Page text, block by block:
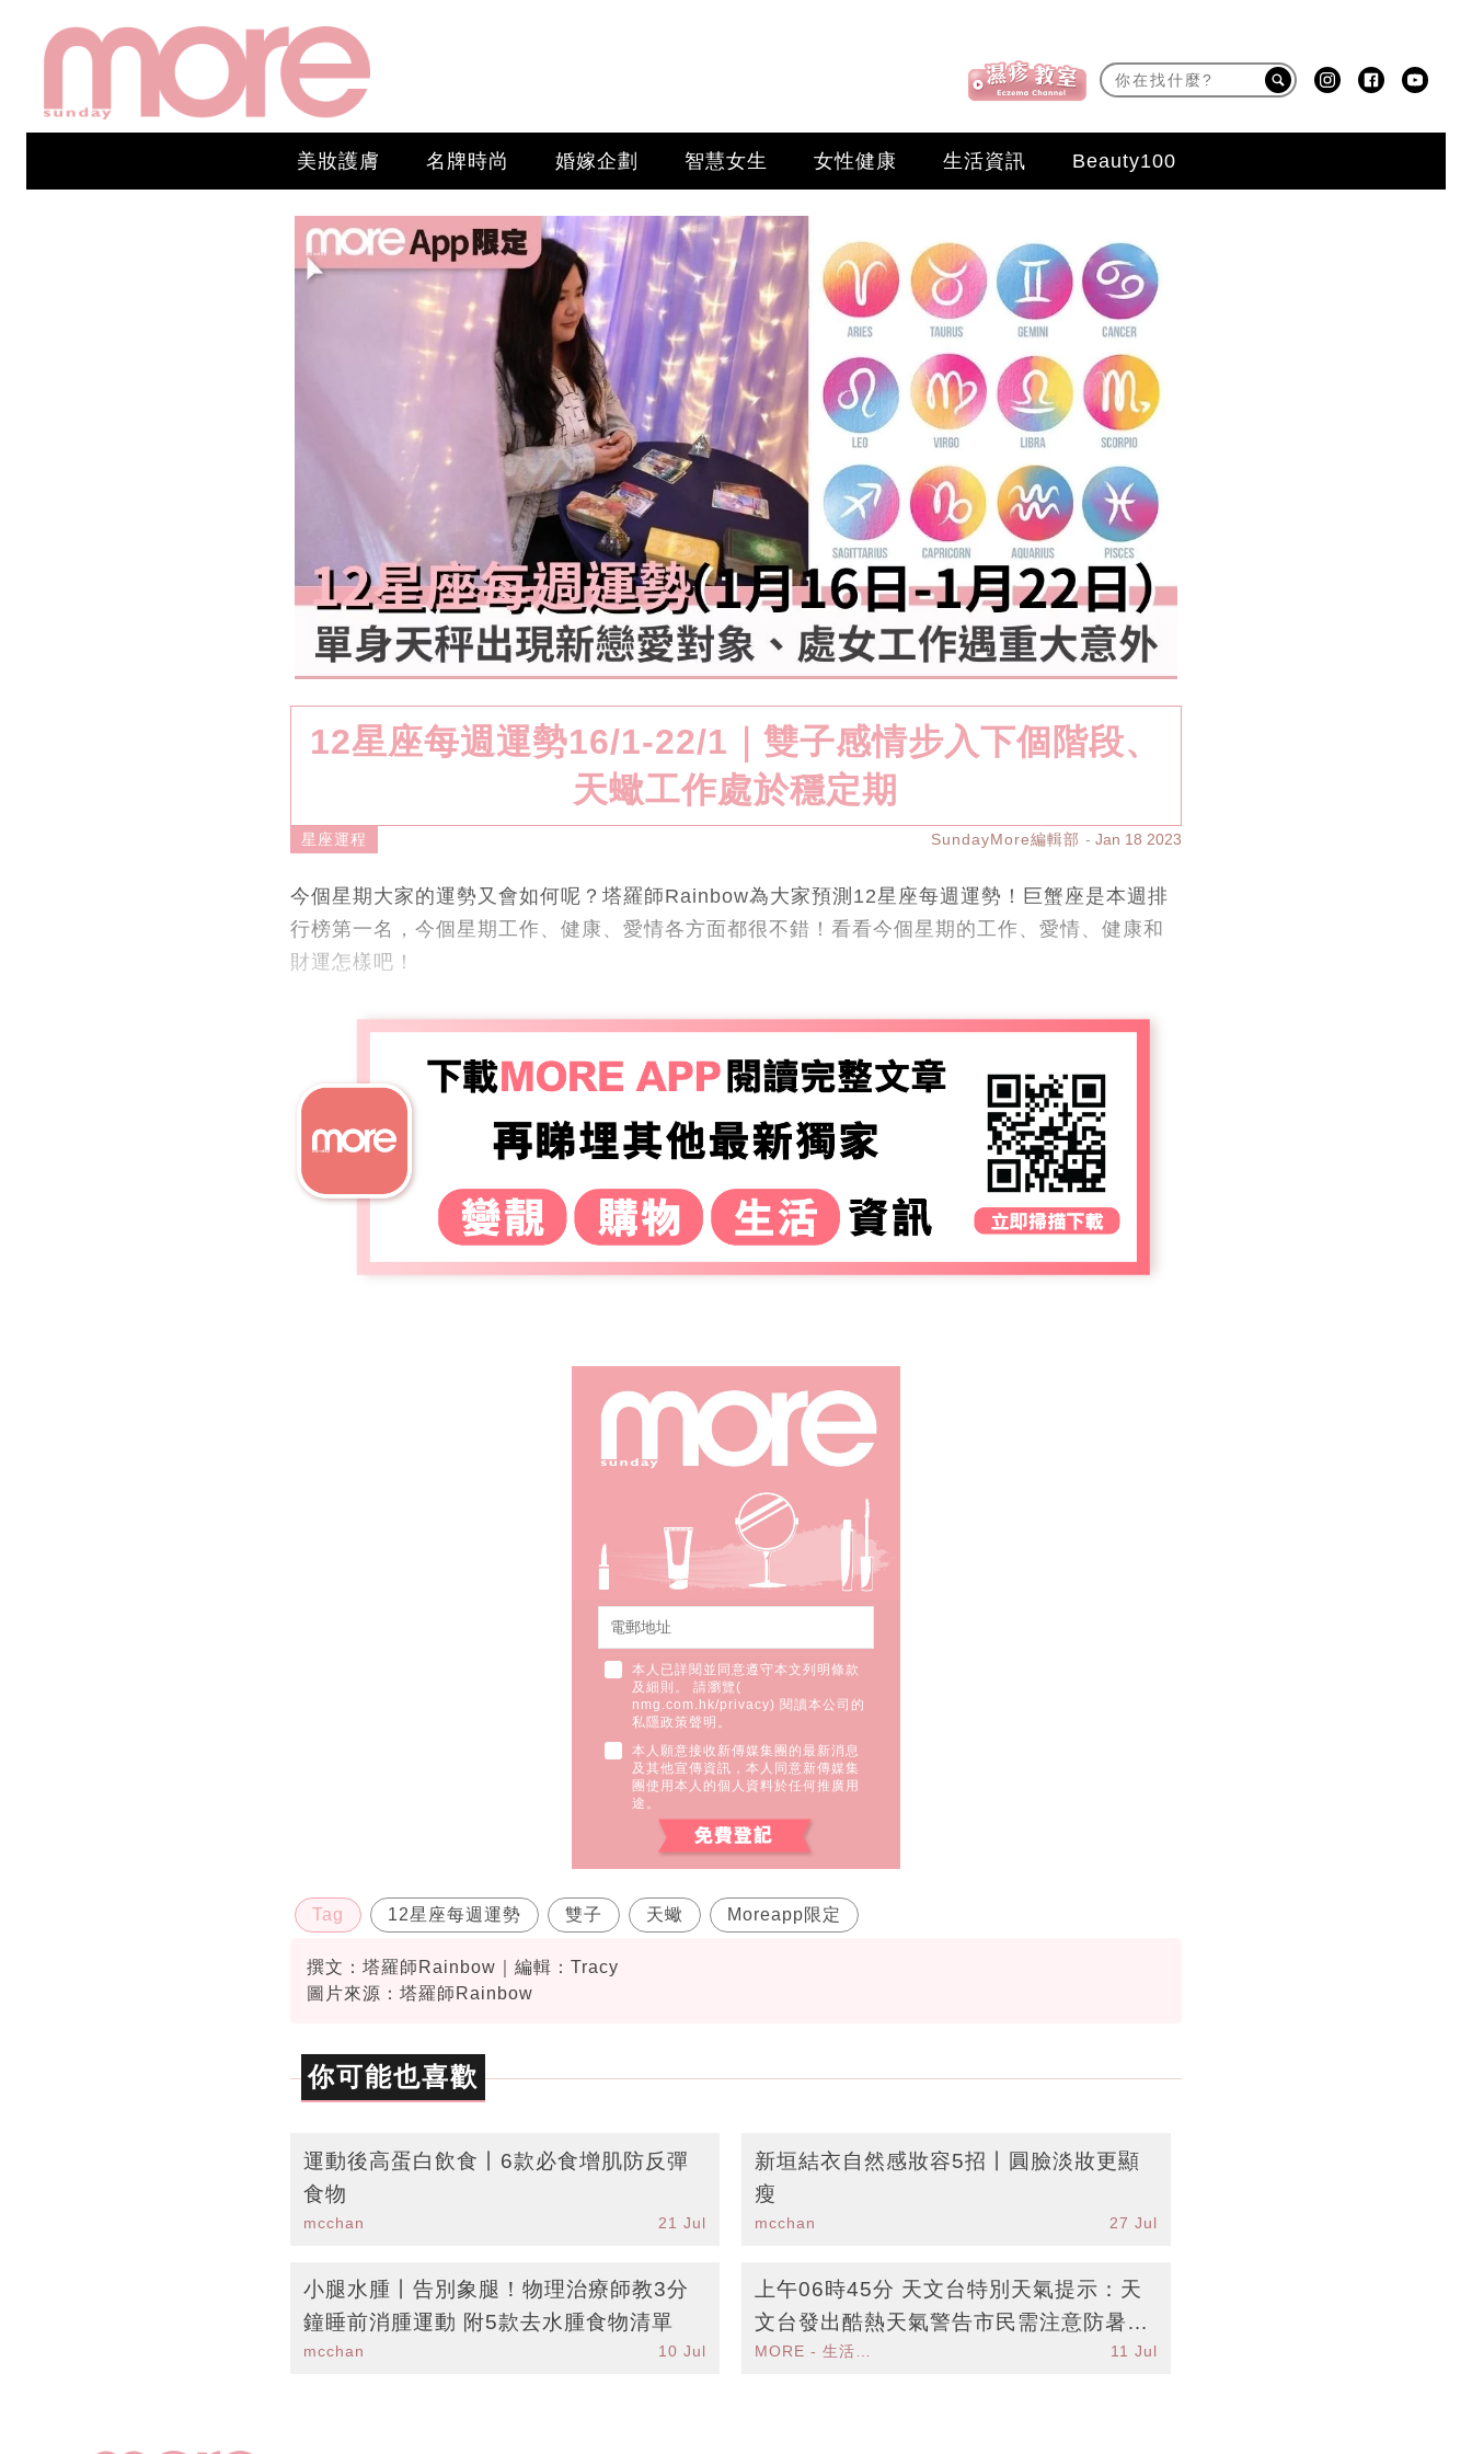
美妝護膚 名牌時尚 婚嫁企劃 智慧女生 女性健康 生活資訊 Beauty100
12星座每週運勢16/1-22/1｜雙子感情步入下個階段、
天蠍工作處於穩定期
星座運程 SundayMore編輯部 Jan 18 2023
今個星期大家的運勢又會如何呢？塔羅師Rainbow為大家預測12星座每週運勢！巨蟹座是本週排
行榜第一名，今個星期工作、健康、愛情各方面都很不錯！看看今個星期的工作、愛情、健康和
財運怎樣吧！
本人已詳閱並同意遵守本文列明條款
及細則。 請瀏覽(
nmg.com.hk/privacy) 閱讀本公司的
私隱政策聲明。
本人願意接收新傳媒集團的最新消息
及其他宣傳資訊，本人同意新傳媒集
團使用本人的個人資料於任何推廣用
途。
Tag 12星座每週運勢 雙子 天蠍 Moreapp限定
撰文：塔羅師Rainbow｜編輯：Tracy
圖片來源：塔羅師Rainbow
你可能也喜歡
運動後高蛋白飲食丨6款必食增肌防反彈
食物
mcchan 21 Jul
新垣結衣自然感妝容5招丨圓臉淡妝更顯
瘦
mcchan 27 Jul
小腿水腫丨告別象腿！物理治療師教3分
鐘睡前消腫運動 附5款去水腫食物清單
mcchan 10 Jul
上午06時45分 天文台特別天氣提示：天
文台發出酷熱天氣警告市民需注意防暑措
施
MORE - 生活品味 11 Jul